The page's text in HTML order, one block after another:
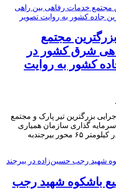
مجتمع
شرق کشور در
کشور به روایت
بزرگترین تیر پارک و مجتمع
گذاری سازمان همیاری
شهرداری های خراسان جنوبی در کیلومتر ۶۵ محور بیرجندبه
باشکوه شهید ‌رجب